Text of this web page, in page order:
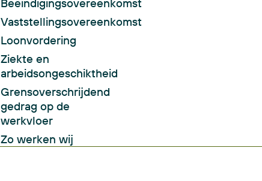
Beëindigingsovereenkomst
Vaststellingsovereenkomst
Loonvordering
Ziekte en
arbeidsongeschiktheid
Grensoverschrijdend
gedrag op de
werkvloer
Zo werken wij